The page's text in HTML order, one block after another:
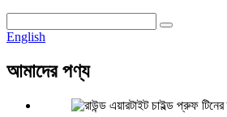
English
আমাদের পণ্য